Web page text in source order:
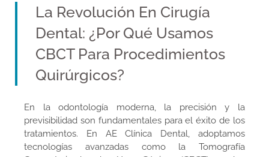
La Revolución En Cirugía
Dental: ¿Por Qué Usamos
CBCT Para Procedimientos
Quirúrgicos?
En la odontología moderna, la precisión y la
previsibilidad son fundamentales para el éxito de los
tratamientos. En AE Clínica Dental, adoptamos
tecnologías avanzadas como la Tomografía